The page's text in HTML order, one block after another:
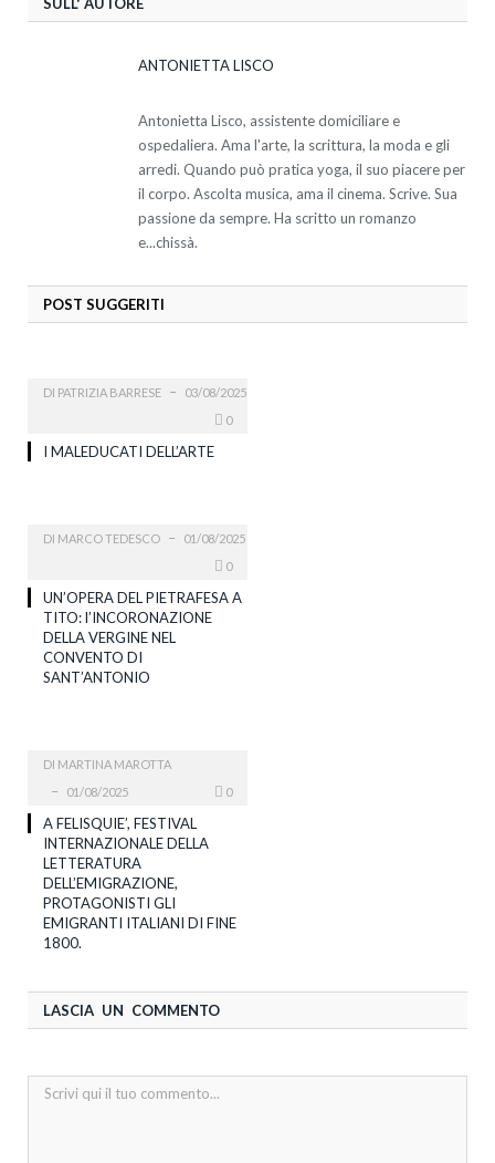
SULL' AUTORE
ANTONIETTA LISCO
Antonietta Lisco, assistente domiciliare e
ospedaliera. Ama l'arte, la scrittura, la moda e gli
arredi. Quando può pratica yoga, il suo piacere per
il corpo. Ascolta musica, ama il cinema. Scrive. Sua
passione da sempre. Ha scritto un romanzo
e...chissà.
POST SUGGERITI
DI PATRIZIA BARRESE
03/08/2025
0
I MALEDUCATI DELL’ARTE
DI MARCO TEDESCO
01/08/2025
0
UN’OPERA DEL PIETRAFESA A
TITO: l’INCORONAZIONE
DELLA VERGINE NEL
CONVENTO DI
SANT’ANTONIO
DI MARTINA MAROTTA
01/08/2025
0
A FELISQUIE’, FESTIVAL
INTERNAZIONALE DELLA
LETTERATURA
DELL’EMIGRAZIONE,
PROTAGONISTI GLI
EMIGRANTI ITALIANI DI FINE
1800.
LASCIA UN COMMENTO